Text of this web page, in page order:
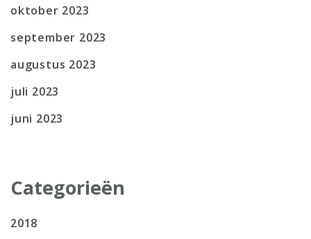
oktober 2023
september 2023
augustus 2023
juli 2023
juni 2023
Categorieën
2018